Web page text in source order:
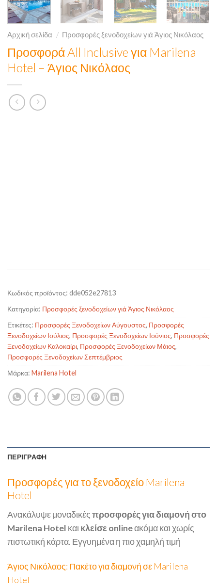
Αρχική σελίδα / Προσφορές ξενοδοχείων γιά Άγιος Νικόλαος
Προσφορά All Inclusive για Marilena
Hotel – Άγιος Νικόλαος
Κωδικός προϊόντος: dde052e27813
Κατηγορία: Προσφορές ξενοδοχείων γιά Άγιος Νικόλαος
Ετικέτες: Προσφορές Ξενοδοχείων Αύγουστος, Προσφορές
Ξενοδοχείων Ιούλιος, Προσφορές Ξενοδοχείων Ιούνιος, Προσφορές
Ξενοδοχείων Καλοκαίρι, Προσφορές Ξενοδοχείων Μάιος,
Προσφορές Ξενοδοχείων Σεπτέμβριος
Μάρκα: Marilena Hotel
ΠΕΡΙΓΡΑΦΉ
Προσφορές για το ξενοδοχείο Marilena
Hotel
Ανακάλυψε μοναδικέςπροσφορές για διαμονή στο
Marilena Hotel και κλείσε onlineακόμα και χωρίς
πιστωτική κάρτα. Εγγυημένα η πιο χαμηλή τιμή
Άγιος Νικόλαος: Πακέτο για διαμονή σε Marilena
Hotel